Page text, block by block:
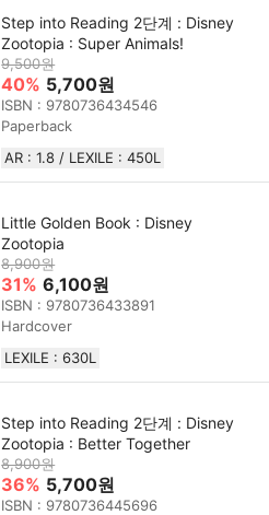
Step into Reading 2단계 : Disney
Zootopia : Super Animals!
9,500원
40% 5,700원
ISBN : 9780736434546
Paperback
AR : 1.8 / LEXILE : 450L
Little Golden Book : Disney
Zootopia
8,900원
31% 6,100원
ISBN : 9780736433891
Hardcover
LEXILE : 630L
Step into Reading 2단계 : Disney
Zootopia : Better Together
8,900원
36% 5,700원
ISBN : 9780736445696